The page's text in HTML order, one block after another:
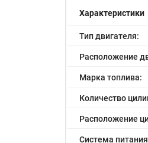
Характеристики
Тип двигателя:
Расположение
Марка топлива:
Количество
Расположение
Система